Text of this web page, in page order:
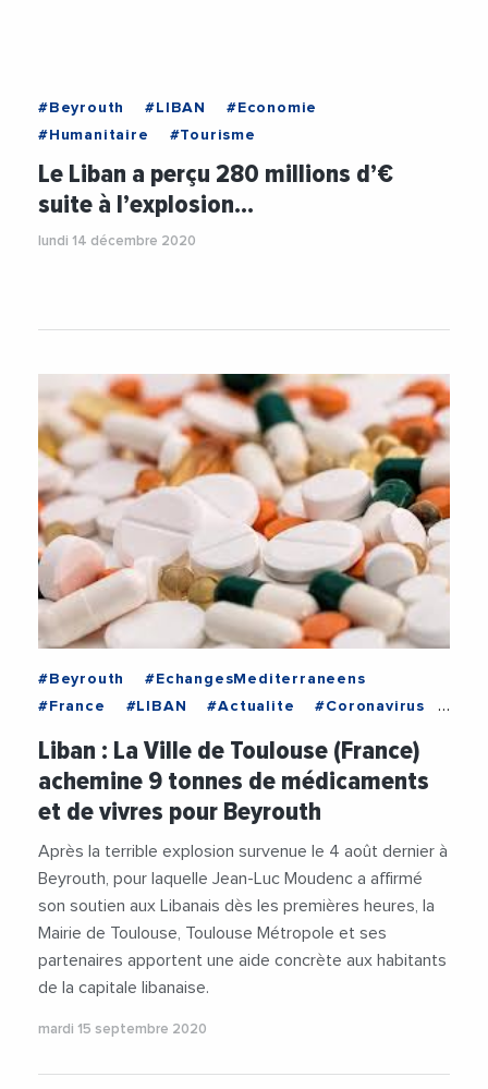
#Beyrouth #LIBAN
#Economie
#Humanitaire
#Tourisme
Le Liban a perçu 280 millions d’€
suite à l’explosion…
lundi 14 décembre 2020
#Beyrouth
#EchangesMediterraneens
#France
#LIBAN #Actualite
#Coronavirus
Liban : La Ville de Toulouse (France)
achemine 9 tonnes de médicaments
et de vivres pour Beyrouth
Après la terrible explosion survenue le 4 août dernier à
Beyrouth, pour laquelle Jean-Luc Moudenc a affirmé
son soutien aux Libanais dès les premières heures, la
Mairie de Toulouse, Toulouse Métropole et ses
partenaires apportent une aide concrète aux habitants
de la capitale libanaise.
mardi 15 septembre 2020